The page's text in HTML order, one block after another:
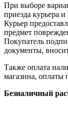
При выборе
приезда курьера
Курьер
предмет
Покупатель
документы,
Также оплата
магазина, оплаты
Безналичный